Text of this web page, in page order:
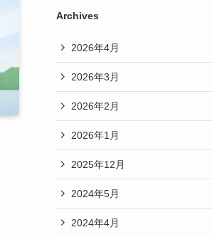
Archives
2026年4月
2026年3月
2026年2月
2026年1月
2025年12月
2024年5月
2024年4月